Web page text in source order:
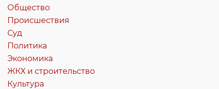
Общество
Происшествия
Суд
Политика
Экономика
ЖКХ и строительство
Культура